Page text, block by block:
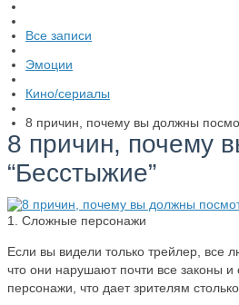
Все записи
Эмоции
Кино/сериалы
8 причин, почему вы должны
8 причин, почему
“Бесстыжие”
1. Сложные персонажи
Если вы видели только трейлер, все
что они нарушают почти все законы
персонажи, что дает зрителям